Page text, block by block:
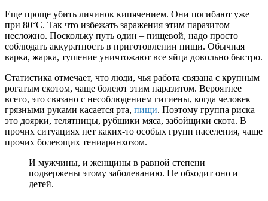
Еще проще убить личинок кипячением. Они погибают уже
при 80°С. Так что избежать заражения этим паразитом
несложно. Поскольку путь один – пищевой, надо просто
соблюдать аккуратность в приготовлении пищи. Обычная
варка, жарка, тушение уничтожают все яйца довольно быстро.
Статистика отмечает, что люди, чья работа связана с крупным
рогатым скотом, чаще болеют этим паразитом. Вероятнее
всего, это связано с несоблюдением гигиены, когда человек
грязными руками касается рта, пищи. Поэтому группа риска –
это доярки, телятницы, рубщики мяса, забойщики скота. В
прочих ситуациях нет каких-то особых групп населения, чаще
прочих болеющих тениаринхозом.
И мужчины, и женщины в равной степени
подвержены этому заболеванию. Не обходит оно и
детей.